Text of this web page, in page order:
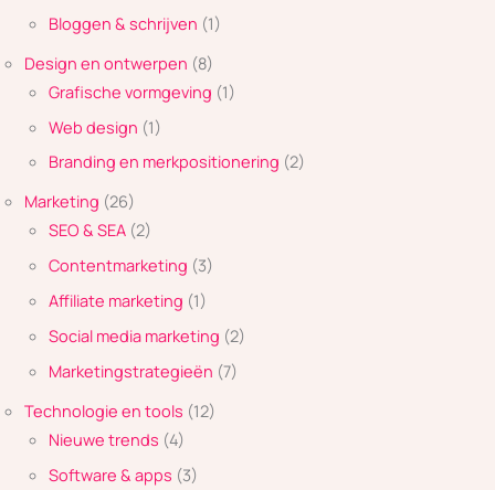
Bloggen & schrijven (1)
Design en ontwerpen (8)
Grafische vormgeving (1)
Web design (1)
Branding en merkpositionering (2)
Marketing (26)
SEO & SEA (2)
Contentmarketing (3)
Affiliate marketing (1)
Social media marketing (2)
Marketingstrategieën (7)
Technologie en tools (12)
Nieuwe trends (4)
Software & apps (3)